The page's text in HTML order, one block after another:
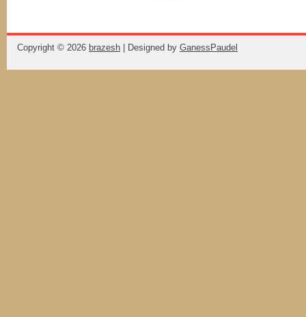
Copyright © 2026 brazesh | Designed by GanessPaudel